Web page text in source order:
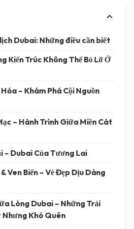
Dubai: Những điều cần biết
Kiến Trúc Không Thể Bỏ Lỡ Ở
– Khám Phá Cội Nguồn
– Hành Trình Giữa Miền Cát
– Dubai Của Tương Lai
Ven Biển – Vẻ Đẹp Dịu Dàng
Lòng Dubai – Những Trải
Nhưng Khó Quên